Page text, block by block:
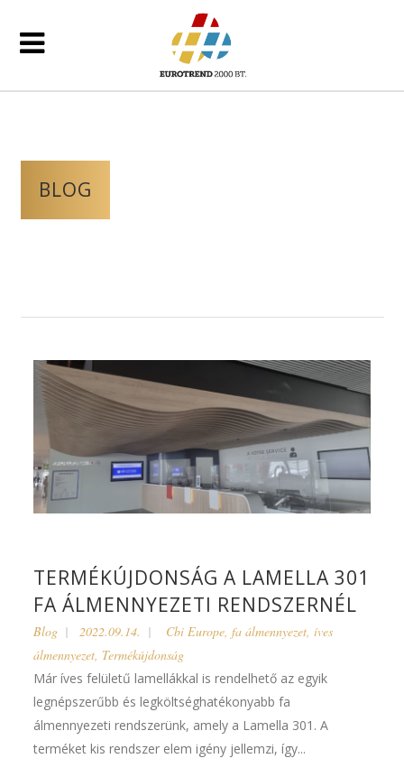
BLOG
TERMÉKÚJDONSÁG A LAMELLA 301
FA ÁLMENNYEZETI RENDSZERNÉL
Blog 2022.09.14. Cbi Europe,fa álmennyezet,íves
álmennyezet, Termékújdonság
Már íves felületű lamellákkal is rendelhető az egyik
legnépszerűbb és legköltséghatékonyabb fa
álmennyezeti rendszerünk, amely a Lamella 301. A
terméket kis rendszer elem igény jellemzi, így...